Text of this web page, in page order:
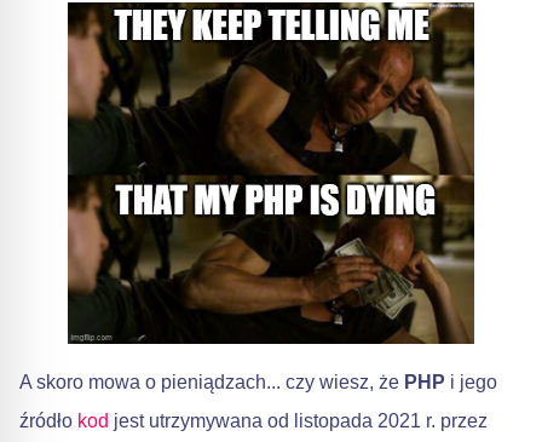
A skoro mowa o pieniądzach... czy wiesz, że PHP i jego
źródło kod jest utrzymywana od listopada 2021 r. przez